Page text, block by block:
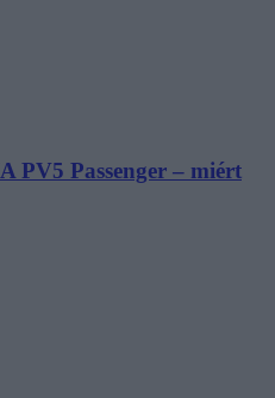
PV5 Passenger – miért